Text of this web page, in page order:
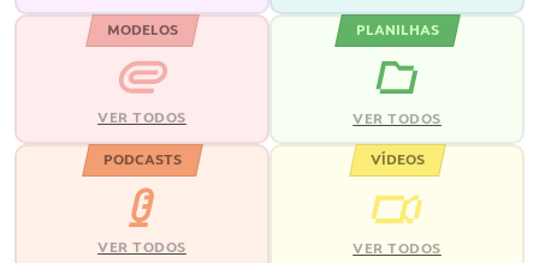
MODELOS
VER TODOS
PLANILHAS
VER TODOS
PODCASTS
VER TODOS
VÍDEOS
VER TODOS